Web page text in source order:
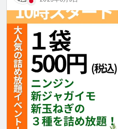
そしてもちろん、祭りには美
ません。バターで揚げたポテ
みつきになる美味しさでした
素晴らしいスタッフと運営の
の開催をもう待ち遠しく思っ
📍 千葉県館山市 | 館山湾花火
🗓️ 毎年8月8日に開催 — 日本
7月15日(火)19:03～18:43 御
7月16日(水)19:02～18:43 洲
7月17日(木)19:02～18:42 洲
7月18日(金)19:01～18:42 洲
7月19日(土)19:00～18:41 坂
7月20日(日)19:00～18:41 見物
7月21日(月)18:59～18:40 海
7月22日(火)18:59～18:39 下
7月23日(水)18:58～18:39 香
所）